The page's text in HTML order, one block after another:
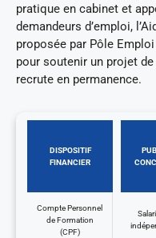
pratique en cabinet et
demandeurs d’emploi,
proposée par Pôle
pour soutenir un projet
recrute en permanence.
DISPOSITIF
FINANCIER
Compte Personnel
de Formation
(CPF)